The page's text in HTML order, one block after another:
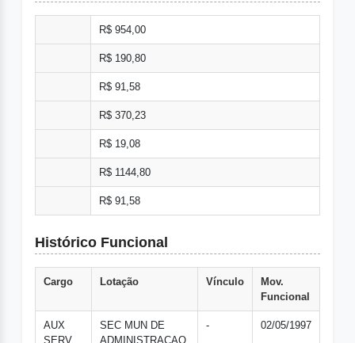
R$ 954,00
R$ 190,80
R$ 91,58
R$ 370,23
R$ 19,08
R$ 1144,80
R$ 91,58
Histórico Funcional
Cargo Lotação Vínculo
Mov.
Funcional
AUX
SERV
SEC MUN DE
ADMINISTRACAO
- 02/05/1997